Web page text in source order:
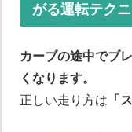
がる運転テク
カーブの途中でブ
くなります。
正しい走り方は 「